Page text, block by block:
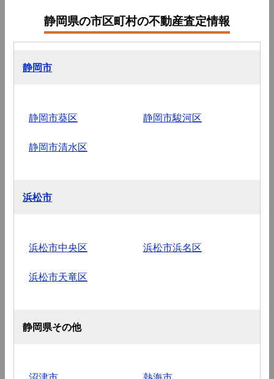
静岡県の市区町村の不動産査定情報
静岡市
静岡市葵区 静岡市駿河区
静岡市清水区
浜松市
浜松市中央区 浜松市浜名区
浜松市天竜区
静岡県その他